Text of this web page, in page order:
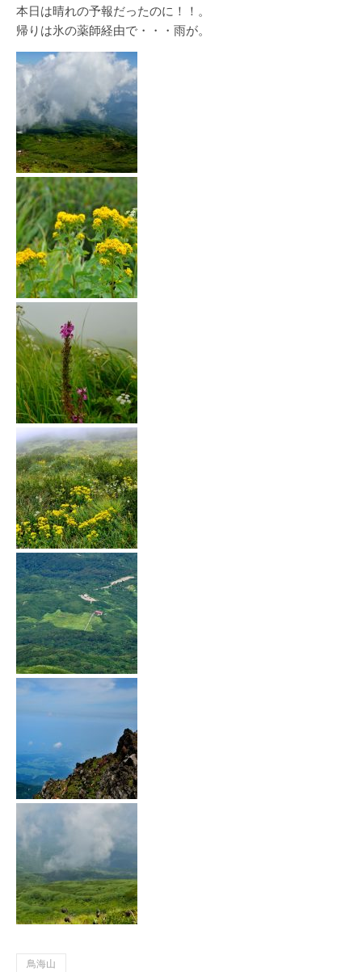
本日は晴れの予報だったのに！！。
帰りは氷の薬師経由で・・・雨が。
鳥海山